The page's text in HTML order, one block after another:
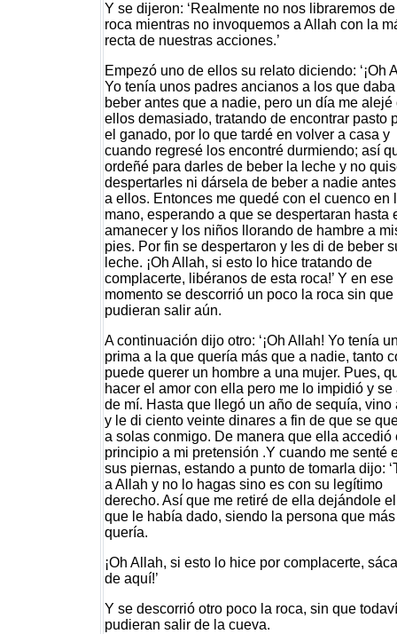
Y se dijeron: ‘Realmente no nos libraremos
roca mientras no invoquemos a Allah con la
recta de nuestras acciones.’
Empezó uno de ellos su relato diciendo: ‘¡Oh
Yo tenía unos padres ancianos a los que
beber antes que a nadie, pero un día me alejé
ellos demasiado, tratando de encontrar pasto
el ganado, por lo que tardé en volver a casa y
cuando regresé los encontré durmiendo; así
ordeñé para darles de beber la leche y no
despertarles ni dársela de beber a nadie
a ellos. Entonces me quedé con el cuenco en
mano, esperando a que se despertaran hasta
amanecer y los niños llorando de hambre a
pies. Por fin se despertaron y les di de beber
leche. ¡Oh Allah, si esto lo hice tratando de
complacerte, libéranos de esta roca!’ Y en ese
momento se descorrió un poco la roca sin que
pudieran salir aún.
A continuación dijo otro: ‘¡Oh Allah! Yo tenía
prima a la que quería más que a nadie, tanto
puede querer un hombre a una mujer. Pues,
hacer el amor con ella pero me lo impidió y se
de mí. Hasta que llegó un año de sequía, vino
y le di ciento veinte dinares a fin de que se
a solas conmigo. De manera que ella accedió
principio a mi pretensión .Y cuando me senté
sus piernas, estando a punto de tomarla dijo:
a Allah y no lo hagas sino es con su legítimo
derecho. Así que me retiré de ella dejándole
que le había dado, siendo la persona que más
quería.
¡Oh Allah, si esto lo hice por complacerte,
de aquí!’
Y se descorrió otro poco la roca, sin que
pudieran salir de la cueva.